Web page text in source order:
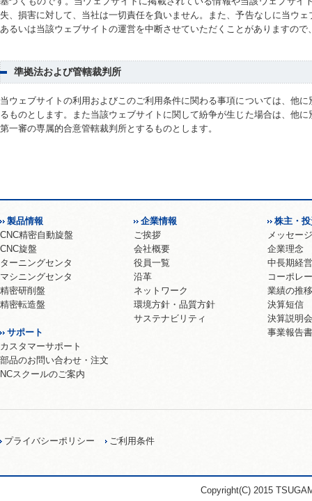
失、損害に対して、当社は一切責任を負いません。また、予告なしに当ウ
あるいは当該ウェブサイトの運営を中断させていただくことがありますの
準拠法および管轄裁判所
当ウェブサイトの利用およびこのご利用条件に関わる事項については、他
るものとします。また当該ウェブサイトに関して紛争が生じた場合は、他
第一審の専属的合意管轄裁判所とするものとします。
製品情報
CNC精密自動旋盤
CNC旋盤
ターニングセンタ
マシニングセンタ
精密研削盤
精密転造盤
サポート
カスタマーサポート
部品のお問い合わせ・注文
NCスクールのご案内
企業情報
ご挨拶
会社概要
役員一覧
沿革
ネットワーク
環境方針・品質方針
サステナビリティ
株主・
メッセージ
企業理念
中長期経
コーポレ
業績の推移
決算短信
決算説明会
事業報告書
プライバシーポリシー ご利用条件
Copyright(C) 2015